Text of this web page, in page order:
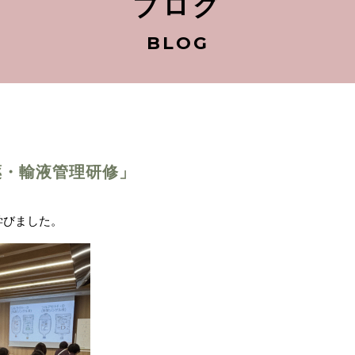
ブログ
BLOG
輸液管理研修」
ました。